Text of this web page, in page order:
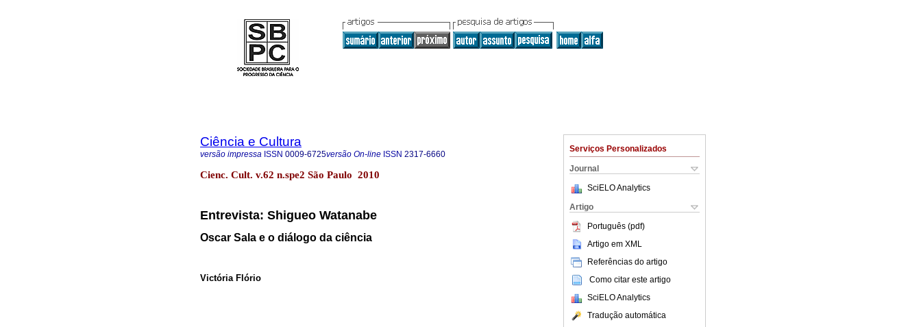
Serviços Personalizados
Journal
SciELO Analytics
Artigo
Português (pdf)
Artigo em XML
Referências do artigo
Como citar este artigo
SciELO Analytics
Tradução automática
Ciência e Cultura
versão impressa ISSN 0009-6725versão On-line ISSN 2317-6660
Cienc. Cult. v.62 n.spe2 São Paulo 2010
Entrevista: Shigueo Watanabe
Oscar Sala e o diálogo da ciência
Victória Flório